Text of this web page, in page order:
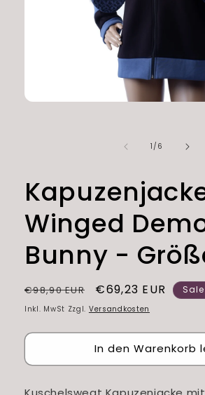
1 /von
6
Winged
Bunny -
Normaler
Preis
€98,90 EUR Verkaufspreis
€69,23 EUR Sale
Inkl. MwSt Zzgl. Versandkosten
In den Warenkorb